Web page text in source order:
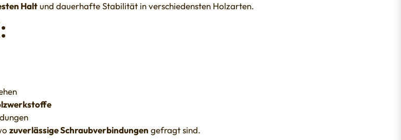
Halt und dauerhafte Stabilität in verschiedensten Holzarten.
zuverlässige Schraubverbindungen gefragt sind.